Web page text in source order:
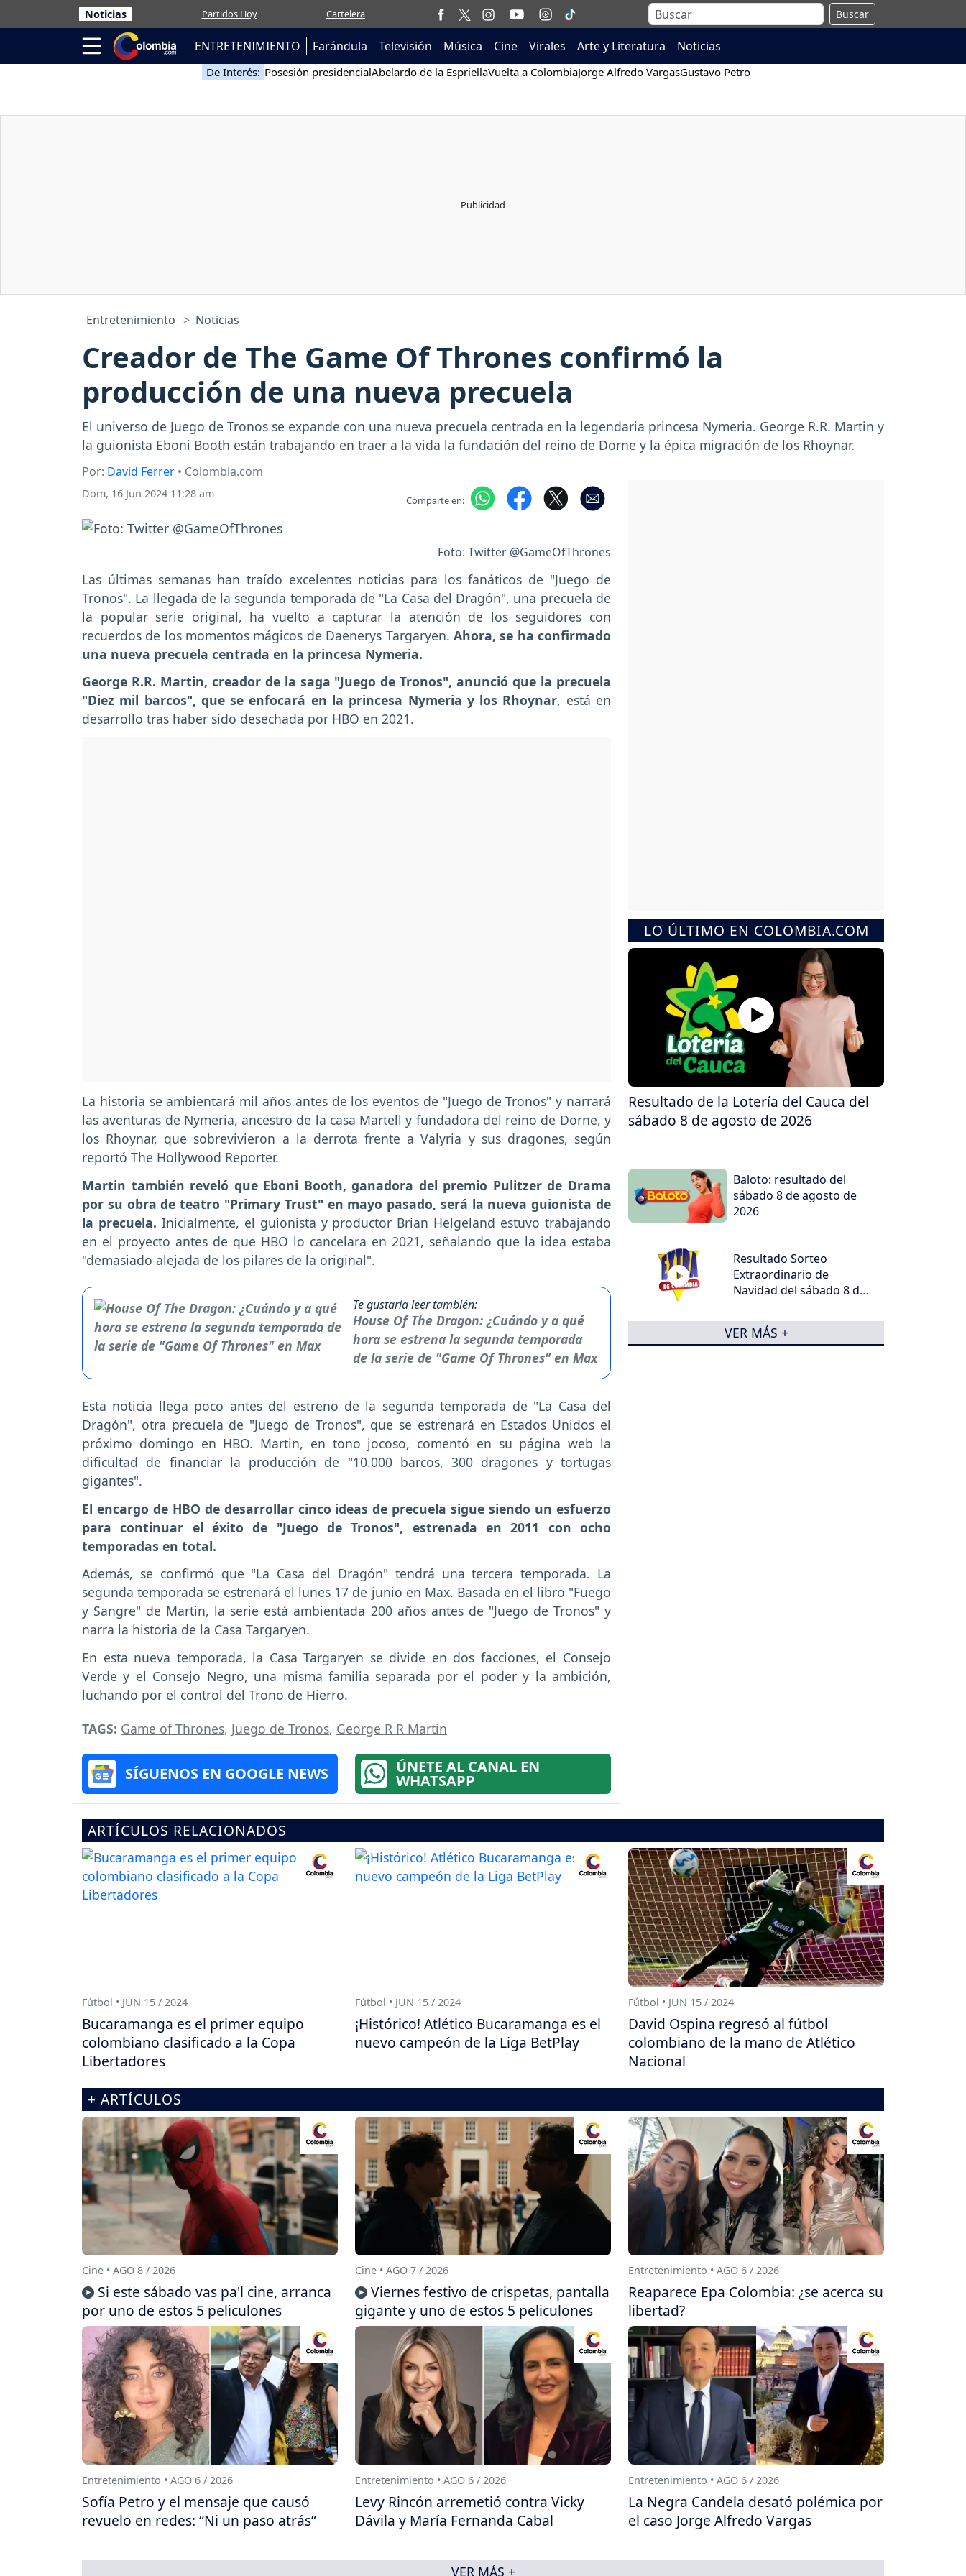
Noticias Partidos Hoy Cartelera Buscar
ENTRETENIMIENTO Farándula Televisión Música Cine Virales Arte y Literatura Noticias
De Interés: Posesión presidencialAbelardo de la EspriellaVuelta a ColombiaJorge Alfredo VargasGustavo Petro
Entretenimiento Noticias
Creador de The Game Of Thrones confirmó la
producción de una nueva precuela
El universo de Juego de Tronos se expande con una nueva precuela centrada en la legendaria princesa Nymeria. George R.R. Martin y
la guionista Eboni Booth están trabajando en traer a la vida la fundación del reino de Dorne y la épica migración de los Rhoynar.
Por: David Ferrer • Colombia.com
Dom, 16 Jun 2024 11:28 am Comparte en:
Foto: Twitter @GameOfThrones
Las últimas semanas han traído excelentes noticias para los fanáticos de "Juego de
Tronos". La llegada de la segunda temporada de "La Casa del Dragón", una precuela de
la popular serie original, ha vuelto a capturar la atención de los seguidores con
recuerdos de los momentos mágicos de Daenerys Targaryen. Ahora, se ha confirmado
una nueva precuela centrada en la princesa Nymeria.
George R.R. Martin, creador de la saga "Juego de Tronos", anunció que la precuela
"Diez mil barcos", que se enfocará en la princesa Nymeria y los Rhoynar, está en
desarrollo tras haber sido desechada por HBO en 2021.
La historia se ambientará mil años antes de los eventos de "Juego de Tronos" y narrará
las aventuras de Nymeria, ancestro de la casa Martell y fundadora del reino de Dorne, y
los Rhoynar, que sobrevivieron a la derrota frente a Valyria y sus dragones, según
reportó The Hollywood Reporter.
Martin también reveló que Eboni Booth, ganadora del premio Pulitzer de Drama
por su obra de teatro "Primary Trust" en mayo pasado, será la nueva guionista de
la precuela. Inicialmente, el guionista y productor Brian Helgeland estuvo trabajando
en el proyecto antes de que HBO lo cancelara en 2021, señalando que la idea estaba
"demasiado alejada de los pilares de la original".
Te gustaría leer también:
House Of The Dragon: ¿Cuándo y a qué
hora se estrena la segunda temporada
de la serie de "Game Of Thrones" en Max
Esta noticia llega poco antes del estreno de la segunda temporada de "La Casa del
Dragón", otra precuela de "Juego de Tronos", que se estrenará en Estados Unidos el
próximo domingo en HBO. Martin, en tono jocoso, comentó en su página web la
dificultad de financiar la producción de "10.000 barcos, 300 dragones y tortugas
gigantes".
El encargo de HBO de desarrollar cinco ideas de precuela sigue siendo un esfuerzo
para continuar el éxito de "Juego de Tronos", estrenada en 2011 con ocho
temporadas en total.
Además, se confirmó que "La Casa del Dragón" tendrá una tercera temporada. La
segunda temporada se estrenará el lunes 17 de junio en Max. Basada en el libro "Fuego
y Sangre" de Martin, la serie está ambientada 200 años antes de "Juego de Tronos" y
narra la historia de la Casa Targaryen.
En esta nueva temporada, la Casa Targaryen se divide en dos facciones, el Consejo
Verde y el Consejo Negro, una misma familia separada por el poder y la ambición,
luchando por el control del Trono de Hierro.
TAGS: Game of Thrones, Juego de Tronos, George R R Martin
SÍGUENOS EN GOOGLE NEWS ÚNETE AL CANAL EN
WHATSAPP
LO ÚLTIMO EN COLOMBIA.COM
Resultado de la Lotería del Cauca del
sábado 8 de agosto de 2026
Baloto: resultado del
sábado 8 de agosto de
2026
Resultado Sorteo
Extraordinario de
Navidad del sábado 8 de
VER MÁS +
ARTÍCULOS RELACIONADOS
Fútbol • JUN 15 / 2024
Bucaramanga es el primer equipo
colombiano clasificado a la Copa
Libertadores
Fútbol • JUN 15 / 2024
¡Histórico! Atlético Bucaramanga es el
nuevo campeón de la Liga BetPlay
Fútbol • JUN 15 / 2024
David Ospina regresó al fútbol
colombiano de la mano de Atlético
Nacional
+ ARTÍCULOS
Cine • AGO 8 / 2026
Si este sábado vas pa'l cine, arranca
por uno de estos 5 peliculones
Cine • AGO 7 / 2026
Viernes festivo de crispetas, pantalla
gigante y uno de estos 5 peliculones
Entretenimiento • AGO 6 / 2026
Reaparece Epa Colombia: ¿se acerca su
libertad?
Entretenimiento • AGO 6 / 2026
Sofía Petro y el mensaje que causó
revuelo en redes: “Ni un paso atrás”
Entretenimiento • AGO 6 / 2026
Levy Rincón arremetió contra Vicky
Dávila y María Fernanda Cabal
Entretenimiento • AGO 6 / 2026
La Negra Candela desató polémica por
el caso Jorge Alfredo Vargas
VER MÁS +